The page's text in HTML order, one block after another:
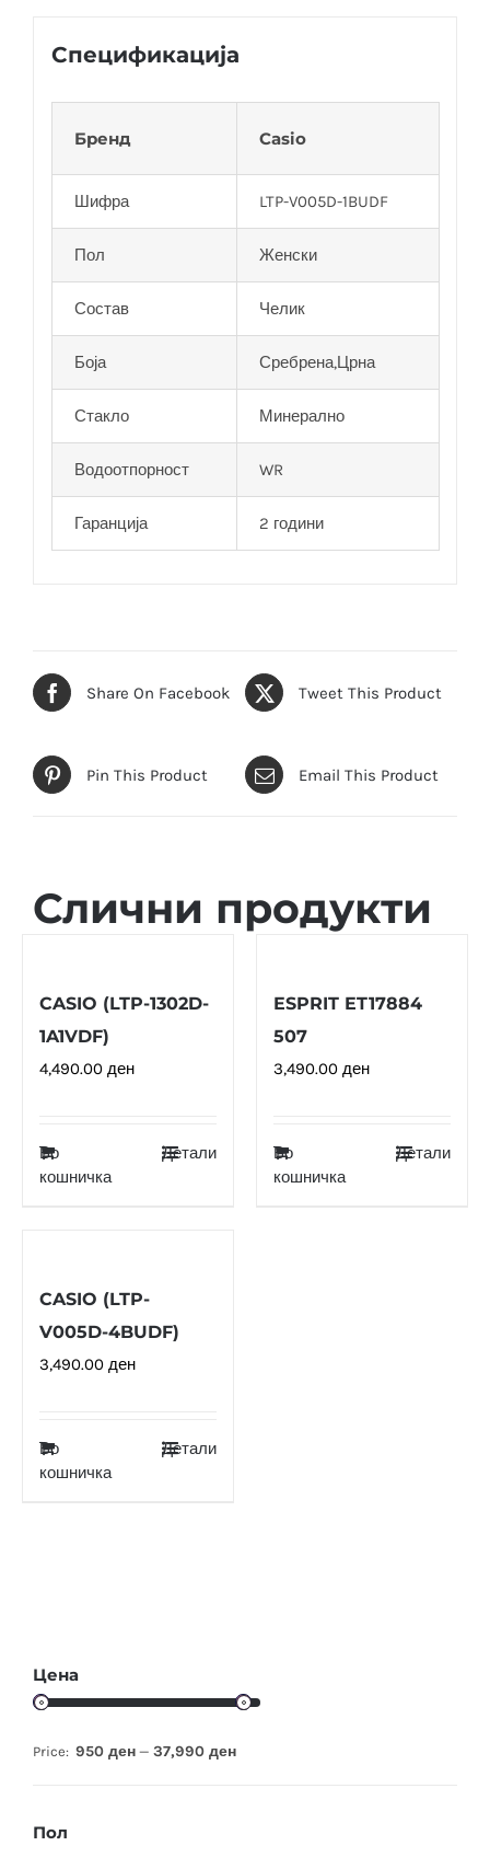
Спецификација
Бренд Casio
Шифра LTP-V005D-1BUDF
Пол Женски
Состав Челик
Боја Сребрена,Црна
Стакло Минерално
Водоотпорност WR
Гаранција 2 години
Share On Facebook Tweet This Product
Pin This Product Email This Product
Слични продукти
CASIO (LTP-1302D-
1A1VDF)
4,490.00 ден
Во
кошничка
Детали
ESPRIT ET17884
507
3,490.00 ден
Во
кошничка
Детали
CASIO (LTP-
V005D-4BUDF)
3,490.00 ден
Во
кошничка
Детали
Цена
Price: 950 ден — 37,990 ден
Пол